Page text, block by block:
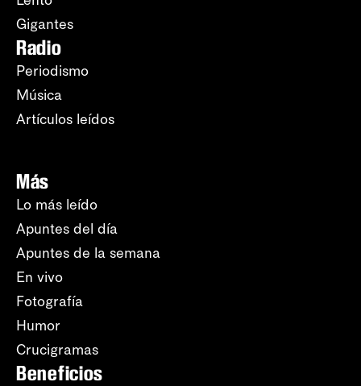
Gigantes
Radio
Periodismo
Música
Artículos leídos
Más
Lo más leído
Apuntes del día
Apuntes de la semana
En vivo
Fotografía
Humor
Crucigramas
Beneficios